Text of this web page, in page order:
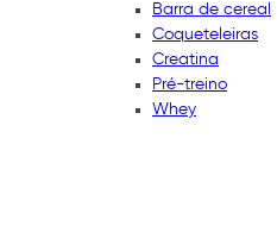
Barra de cereal
Coqueteleiras
Creatina
Pré-treino
Whey